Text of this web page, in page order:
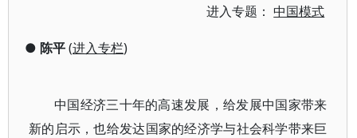
进入专题：中国模式
● 陈平(进入专栏)
中国经济三十年的高速发展，给发展中国家带来
新的启示，也给发达国家的经济学与社会科学带来巨